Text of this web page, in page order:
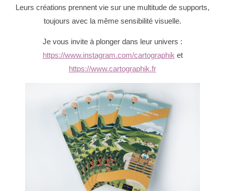
Leurs créations prennent vie sur une multitude de supports,
toujours avec la même sensibilité visuelle.
Je vous invite à plonger dans leur univers :
https://www.instagram.com/cartographik et
https://www.cartographik.fr